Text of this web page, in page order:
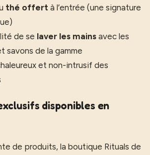
thé offert à l’entrée (une signature
de se laver les mains avec les
savons de la gamme
et non-intrusif des
disponibles en
de produits, la boutique Rituals de